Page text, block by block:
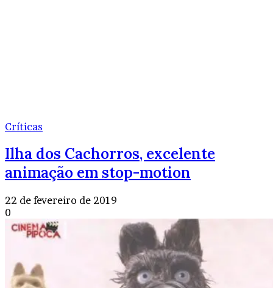
Críticas
Ilha dos Cachorros, excelente
animação em stop-motion
22 de fevereiro de 2019
0